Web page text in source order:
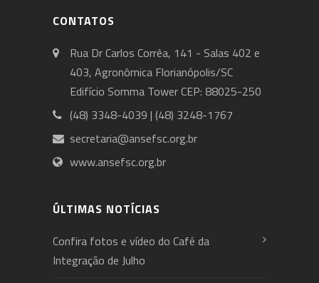
CONTATOS
Rua Dr Carlos Corrêa, 141 - Salas 402 e
403, Agronômica Florianópolis/SC
Edifício Somma Tower CEP: 88025-250
(48) 3348-4039 | (48) 3248-1767
secretaria@ansefsc.org.br
www.ansefsc.org.br
ÚLTIMAS NOTÍCIAS
Confira fotos e vídeo do Café da
Integração de Julho